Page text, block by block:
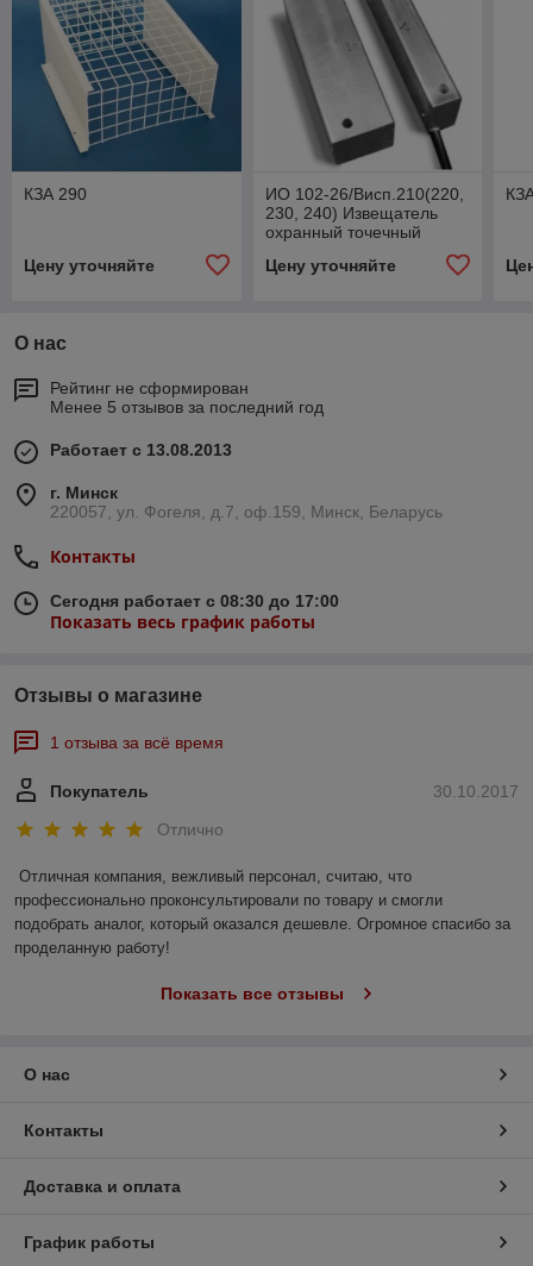
КЗА 290
Цену уточняйте
ИО 102-26/Висп.210(220,
230, 240) Извещатель
охранный точечный
взрывозащищенный
Цену уточняйте
О нас
Рейтинг не сформирован
Менее 5 отзывов за последний год
Работает с 13.08.2013
г. Минск
220057, ул. Фогеля, д.7, оф.159, Минск, Беларусь
Контакты
Сегодня работает с 08:30 до 17:00
Показать весь график работы
Отзывы о магазине
1 отзыва за всё время
30.10.2017
Покупатель
Отлично
Отличная компания, вежливый персонал, считаю, что
профессионально проконсультировали по товару и смогли
подобрать аналог, который оказался дешевле. Огромное спасибо за
проделанную работу!
Показать все отзывы
О нас
Контакты
Доставка и оплата
График работы